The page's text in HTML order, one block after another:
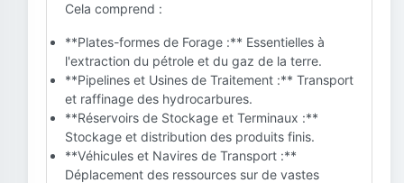
Cela comprend :
**Plates-formes de Forage :** Essentielles à
l'extraction du pétrole et du gaz de la terre.
**Pipelines et Usines de Traitement :** Transport
et raffinage des hydrocarbures.
**Réservoirs de Stockage et Terminaux :**
Stockage et distribution des produits finis.
**Véhicules et Navires de Transport :**
Déplacement des ressources sur de vastes